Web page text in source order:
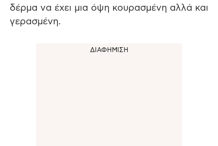
δέρμα να έχει μια όψη κουρασμένη αλλά και
γερασμένη.